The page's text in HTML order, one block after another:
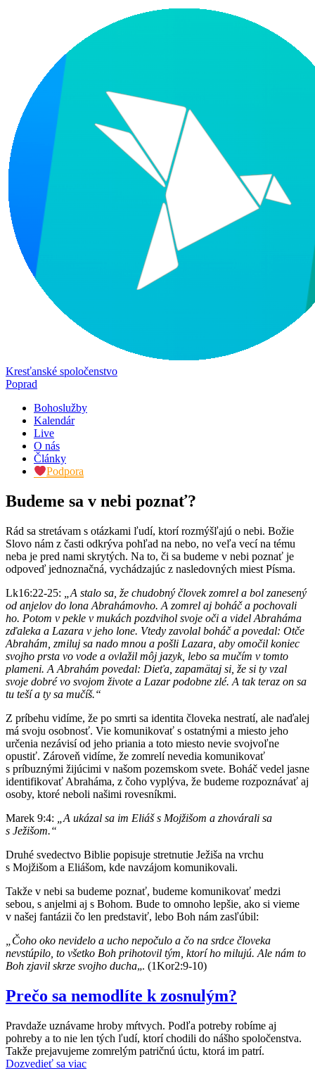
Kresťanské spoločenstvo
Poprad
Bohoslužby
Kalendár
Live
O nás
Články
Podpora
Budeme sa v nebi poznať?
Rád sa stretávam s otázkami ľudí, ktorí rozmýšľajú o nebi. Božie
Slovo nám z časti odkrýva pohľad na nebo, no veľa vecí na tému
neba je pred nami skrytých. Na to, či sa budeme v nebi poznať je
odpoveď jednoznačná, vychádzajúc z nasledovných miest Písma.
Lk16:22-25:
„A stalo sa, že chudobný človek zomrel a bol zanesený
od anjelov do lona Abrahámovho. A zomrel aj boháč a pochovali
ho. Potom v pekle v mukách pozdvihol svoje oči a videl Abraháma
zďaleka a Lazara v jeho lone. Vtedy zavolal boháč a povedal: Otče
Abrahám, zmiluj sa nado mnou a pošli Lazara, aby omočil koniec
svojho prsta vo vode a ovlažil môj jazyk, lebo sa mučím v tomto
plameni. A Abrahám povedal: Dieťa, zapamätaj si, že si ty vzal
svoje dobré vo svojom živote a Lazar podobne zlé. A tak teraz on sa
tu teší a ty sa mučíš.“
Z príbehu vidíme, že po smrti sa identita človeka nestratí, ale naďalej
má svoju osobnosť. Vie komunikovať s ostatnými a miesto jeho
určenia nezávisí od jeho priania a toto miesto nevie svojvoľne
opustiť. Zároveň vidíme, že zomrelí nevedia komunikovať
s príbuznými žijúcimi v našom pozemskom svete. Boháč vedel jasne
identifikovať Abraháma, z čoho vyplýva, že budeme rozpoznávať aj
osoby, ktoré neboli našimi rovesníkmi.
Marek 9:4:
„A ukázal sa im Eliáš s Mojžišom a zhovárali sa
s Ježišom.“
Druhé svedectvo Biblie popisuje stretnutie Ježiša na vrchu
s Mojžišom a Eliášom, kde navzájom komunikovali.
Takže v nebi sa budeme poznať, budeme komunikovať medzi
sebou, s anjelmi aj s Bohom. Bude to omnoho lepšie, ako si vieme
v našej fantázii čo len predstaviť, lebo Boh nám zasľúbil:
„Čoho oko nevidelo a ucho nepočulo a čo na srdce človeka
nevstúpilo, to všetko Boh prihotovil tým, ktorí ho milujú. Ale nám to
Boh zjavil skrze svojho ducha„. (1Kor2:9-10)
Prečo sa nemodlíte k zosnulým?
Pravdaže uznávame hroby mŕtvych. Podľa potreby robíme aj
pohreby a to nie len tých ľudí, ktorí chodili do nášho spoločenstva.
Takže prejavujeme zomrelým patričnú úctu, ktorá im patrí.
Dozvedieť sa viac